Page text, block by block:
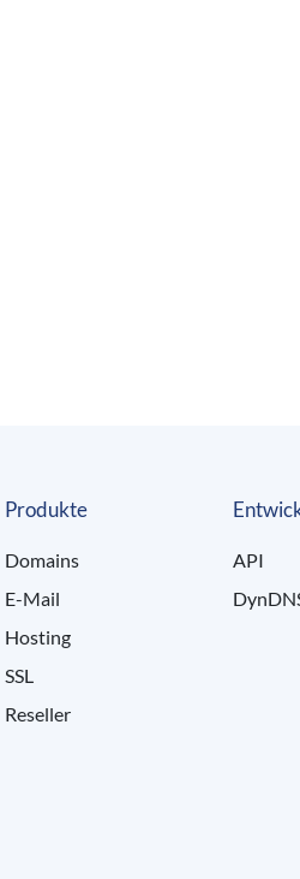
Produkte
Domains
E-Mail
Hosting
SSL
Reseller
API